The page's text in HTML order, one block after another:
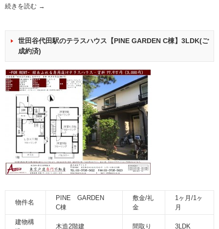
続きを読む →
世田谷代田駅のテラスハウス【PINE GARDEN C棟】3LDK(ご
成約済)
物件名
PINE GARDEN
C棟
敷金/礼
金
1ヶ月/1ヶ
月
建物構
木造2階建 間取り 3LDK